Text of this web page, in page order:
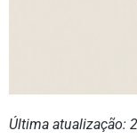
Última atualização: